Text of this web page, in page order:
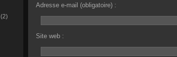
2
Adresse e-mail (obligatoire) :
Site web :